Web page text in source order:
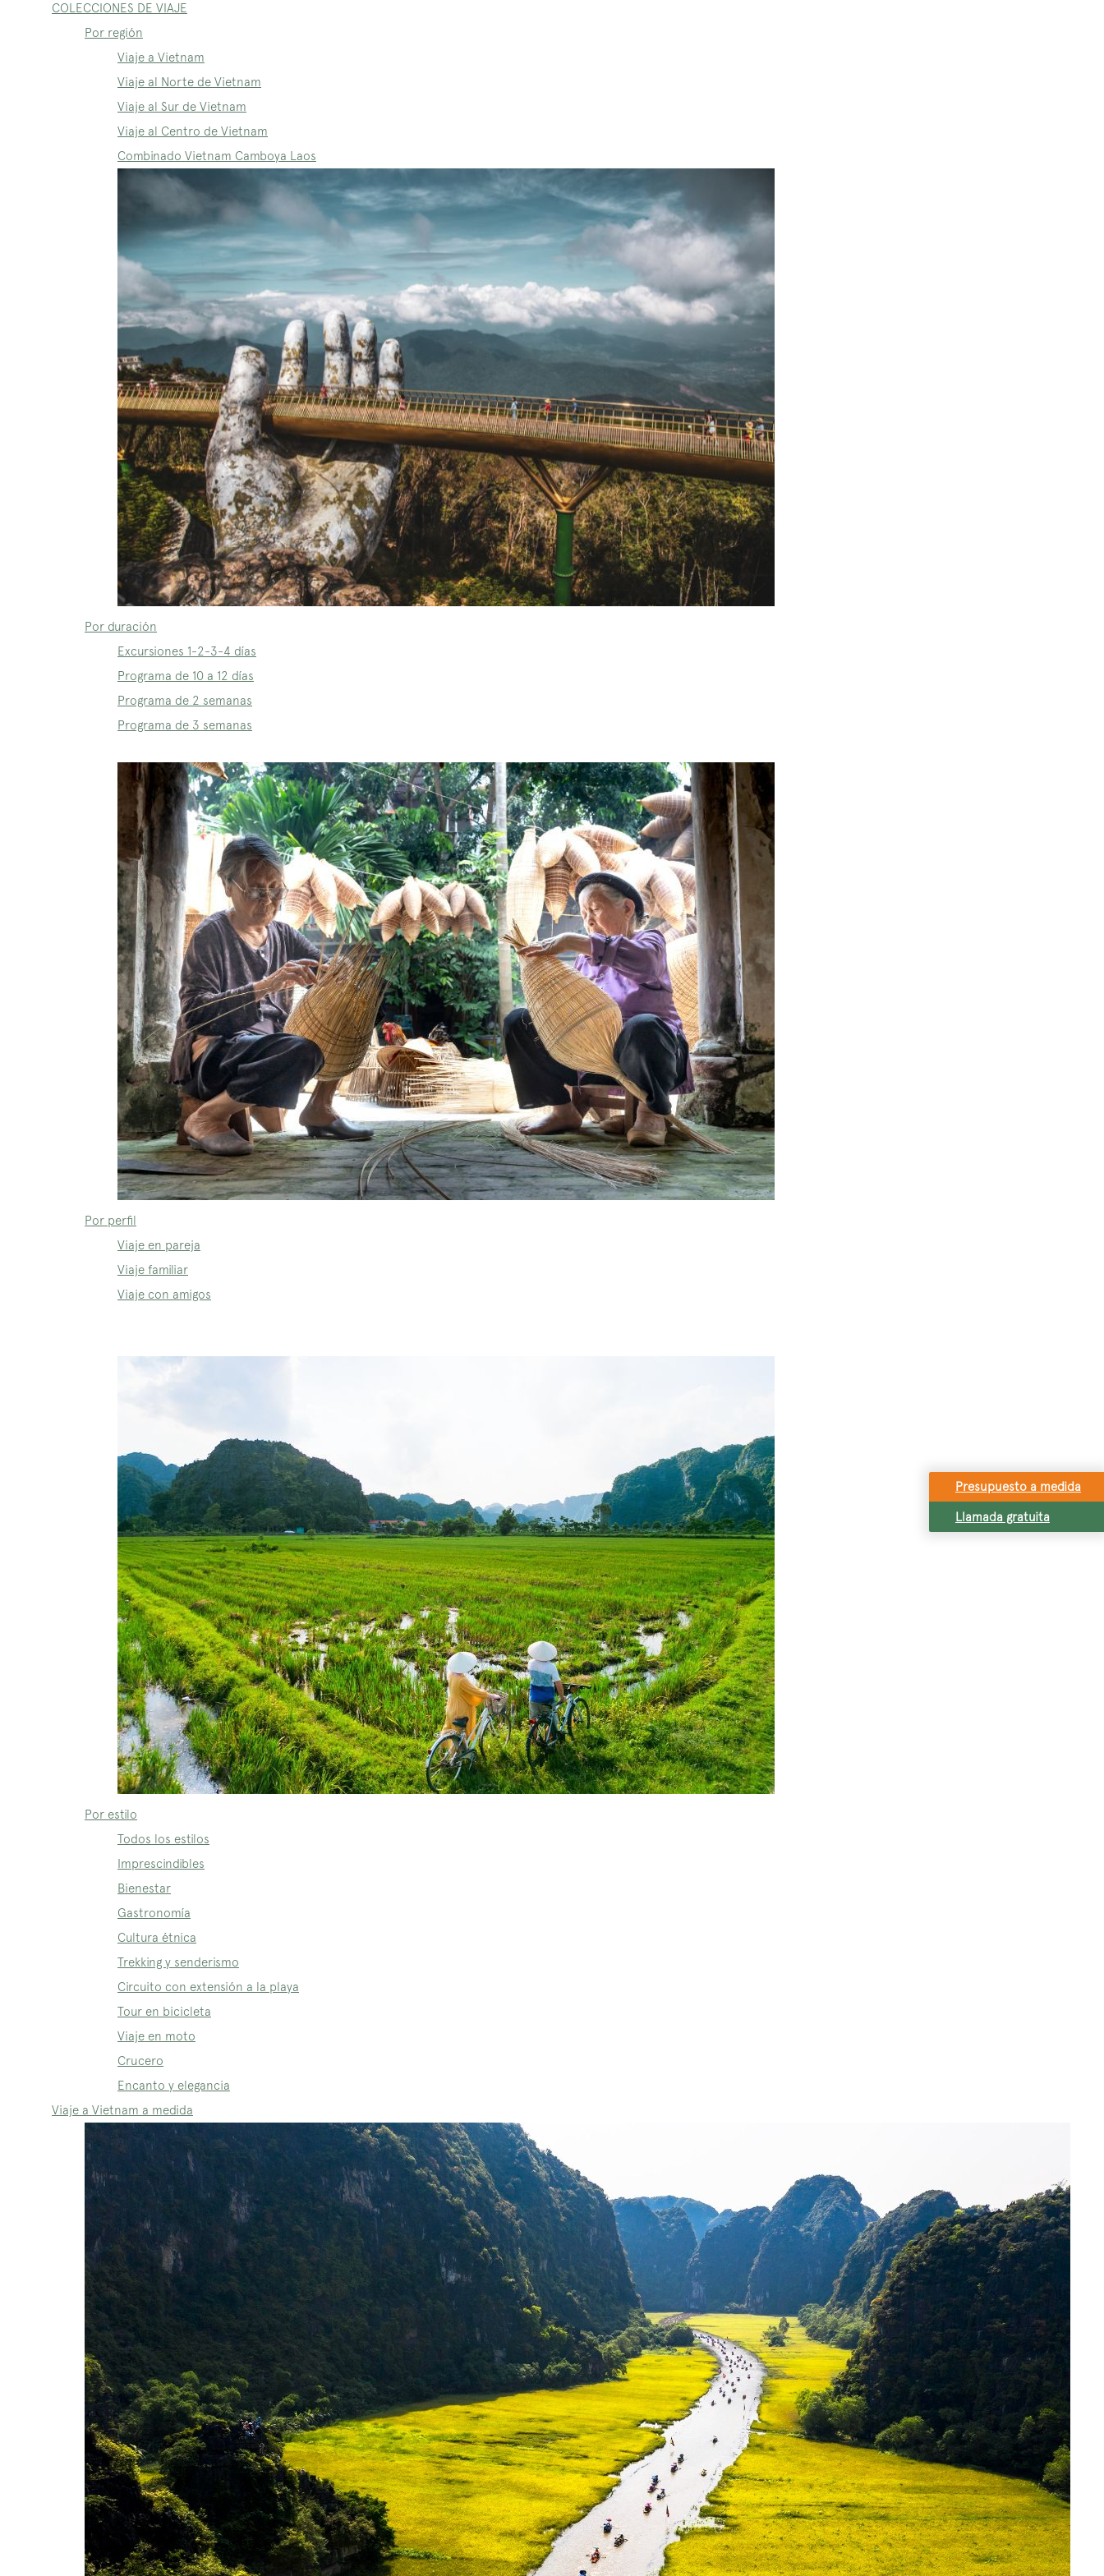
COLECCIONES DE VIAJE
Por región
Viaje a Vietnam
Viaje al Norte de Vietnam
Viaje al Sur de Vietnam
Viaje al Centro de Vietnam
Combinado Vietnam Camboya Laos
Por duración
Excursiones 1-2-3-4 días
Programa de 10 a 12 días
Programa de 2 semanas
Programa de 3 semanas
Por perfil
Viaje en pareja
Viaje familiar
Viaje con amigos
Por estilo
Todos los estilos
Imprescindibles
Bienestar
Gastronomía
Cultura étnica
Trekking y senderismo
Circuito con extensión a la playa
Tour en bicicleta
Viaje en moto
Crucero
Encanto y elegancia
Viaje a Vietnam a medida
Presupuesto a medida
Llamada gratuita